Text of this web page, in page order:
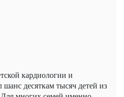
кардиологии и
десяткам тысяч детей из